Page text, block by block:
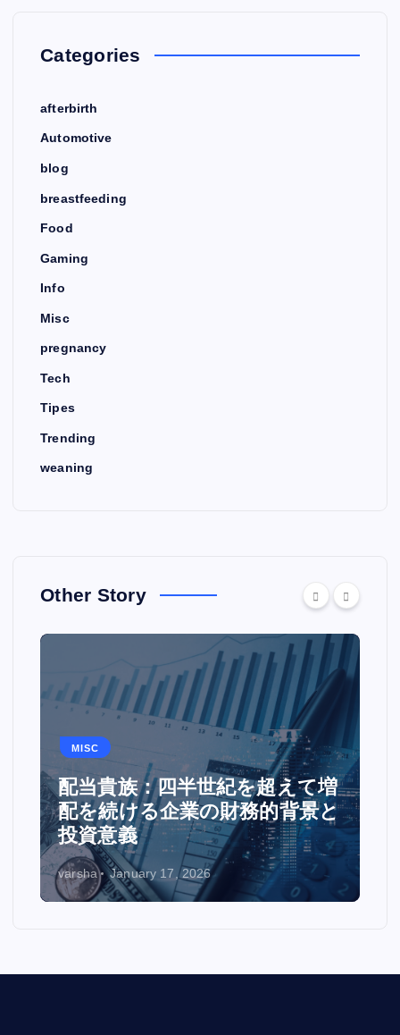
Categories
afterbirth
Automotive
blog
breastfeeding
Food
Gaming
Info
Misc
pregnancy
Tech
Tipes
Trending
weaning
Other Story
MISC
配当貴族：四半世紀を超えて増
配を続ける企業の財務的背景と
投資意義
varsha January 17, 2026